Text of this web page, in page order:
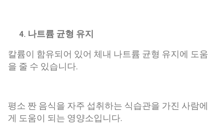
나트륨 균형 유지
칼륨이 함유되어 있어 체내 나트륨 균형 유지에 도움
을 줄 수 있습니다.
평소 짠 음식을 자주 섭취하는 식습관을 가진 사람에
게 도움이 되는 영양소입니다.